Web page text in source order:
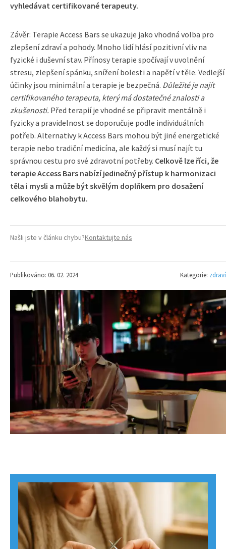
vyhledávat certifikované terapeuty.
Závěr: Terapie Access Bars se ukazuje jako vhodná volba pro
zlepšení zdraví a pohody. Mnoho lidí hlásí pozitivní vliv na
fyzické i duševní stav. Přínosy terapie spočívají v uvolnění
stresu, zlepšení spánku, snížení bolesti a napětí v těle. Vedlejší
účinky jsou minimální a terapie je bezpečná. Důležité je najít
certifikovaného terapeuta, který má dostatečné znalosti a
zkušenosti. Před terapií je vhodné se připravit mentálně i
fyzicky a pravidelnost se doporučuje podle individuálních
potřeb. Alternativy k Access Bars mohou být jiné energetické
terapie nebo tradiční medicína, ale každý si musí najít tu
správnou cestu pro své zdravotní potřeby. Celkově lze říci, že
terapie Access Bars nabízí jedinečný přístup k harmonizaci
těla i mysli a může být skvělým doplňkem pro dosažení
celkového blahobytu.
Našli jste v článku chybu?Kontaktujte nás
Publikováno: 06. 02. 2024 Kategorie: zdraví